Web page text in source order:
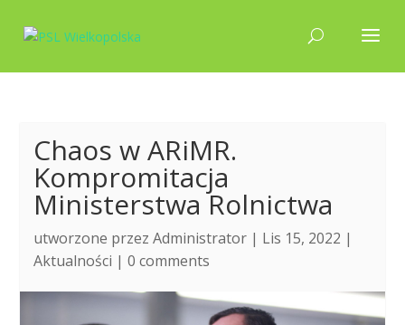
Chaos w ARiMR.
Kompromitacja
Ministerstwa Rolnictwa
utworzone przezAdministrator | Lis 15, 2022 |
Aktualności |0 comments